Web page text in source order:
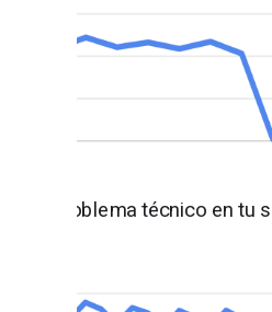
Problema técnico en